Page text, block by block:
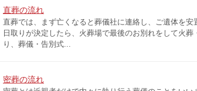
直葬の流れ
直葬では、まず亡くなると葬儀社に連絡し、ご遺体を
日取りが決定したら、火葬場で最後のお別れをして火
り、葬儀・告別式...
密葬の流れ